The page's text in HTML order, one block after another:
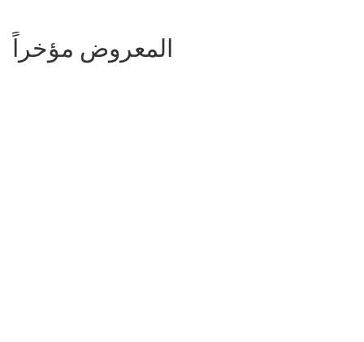
المعروض مؤخراً